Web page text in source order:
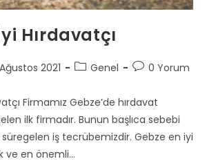
Hırdavatçı
2021
PostGenel
Post0 Yorum
Firmamız Gebze’de hırdavat
ilk firmadır. Bunun başlıca sebebi
iş tecrübemizdir. Gebze en iyi
ve en önemli…